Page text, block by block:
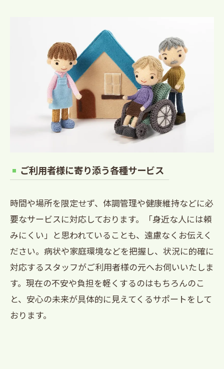
ご利用者様に寄り添う各種サービス
時間や場所を限定せず、体調管理や健康維持などに必
要なサービスに対応しております。「身近な人には頼
みにくい」と思われていることも、遠慮なくお伝えく
ださい。病状や家庭環境などを把握し、状況に的確に
対応するスタッフがご利用者様の元へお伺いいたしま
す。現在の不安や負担を軽くするのはもちろんのこ
と、安心の未来が具体的に見えてくるサポートをして
おります。